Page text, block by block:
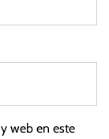
web en este